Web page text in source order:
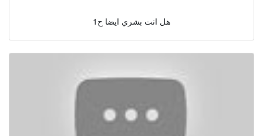
هل انت بشري ايضا ح1